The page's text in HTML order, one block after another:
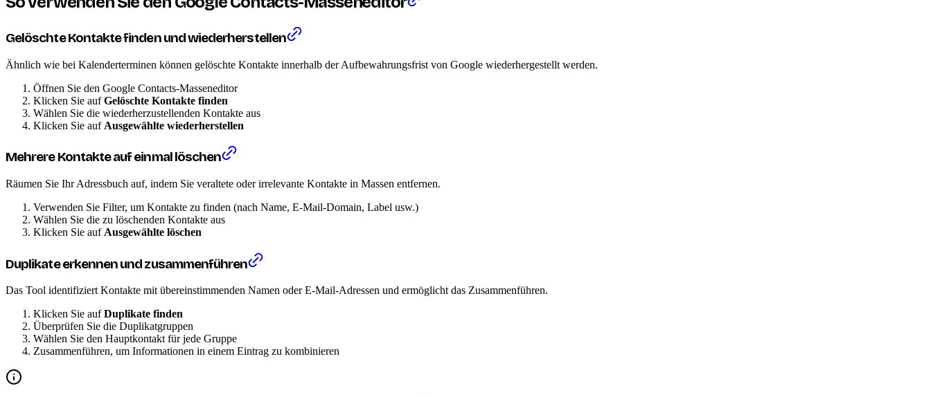
Gelöschte Kontakte finden und wiederherstellen
Ähnlich wie bei Kalenderterminen können gelöschte Kontakte innerhalb der Aufbewahrungsfrist von Google wiederhergestellt werden.
Öffnen Sie den Google Contacts-Masseneditor
Klicken Sie aufGelöschte Kontakte finden
Wählen Sie die wiederherzustellenden Kontakte aus
Klicken Sie auf Ausgewählte wiederherstellen
Mehrere Kontakte auf einmal löschen
Räumen Sie Ihr Adressbuch auf, indem Sie veraltete oder irrelevante Kontakte in Massen entfernen.
Verwenden Sie Filter, um Kontakte zu finden (nach Name, E-Mail-Domain, Label usw.)
Wählen Sie die zu löschenden Kontakte aus
Klicken Sie auf Ausgewählte löschen
Duplikate erkennen und zusammenführen
Das Tool identifiziert Kontakte mit übereinstimmenden Namen oder E-Mail-Adressen und ermöglicht das Zusammenführen.
Klicken Sie aufDuplikate finden
Überprüfen Sie die Duplikatgruppen
Wählen Sie den Hauptkontakt für jede Gruppe
Zusammenführen, um Informationen in einem Eintrag zu kombinieren